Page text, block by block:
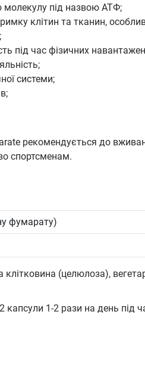
молекулу під назвою АТФ;
клітин та тканин,
під час фізичних
системи;
рекомендується до
спортсменам.
фумарату)
клітковина (целюлоза),
капсули 1-2 рази на день під